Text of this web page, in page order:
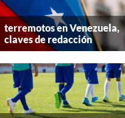
terremotos en Venezuela,
claves de redacción